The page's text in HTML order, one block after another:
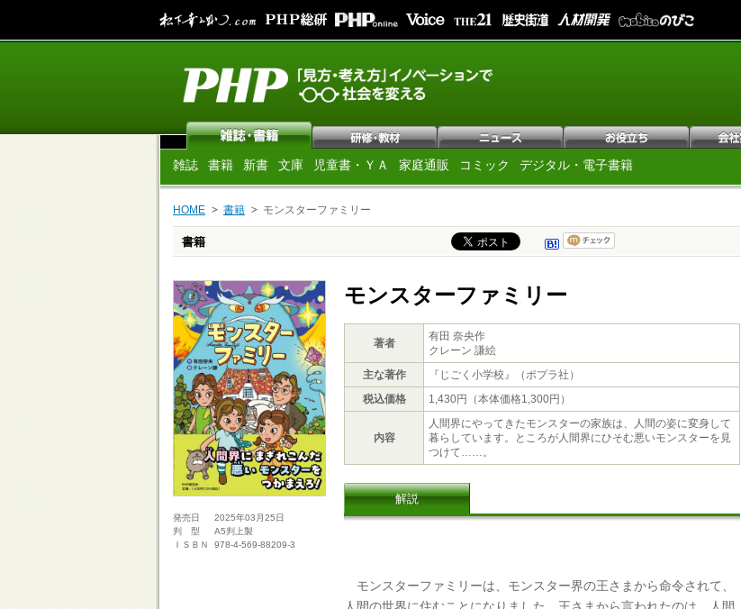
雑誌 書籍 新書 文庫 児童書・ＹＡ 家庭通販 コミック デジタル・電子書籍
HOME 書籍 モンスターファミリー
書籍
発売日
2025年03月25日
判 型
A5判上製
ＩＳＢＮ
978-4-569-88209-3
モンスターファミリー
著者
有田 奈央作
クレーン 謙絵
主な著作
『じごく小学校』（ポプラ社）
税込価格
1,430円（本体価格1,300円）
内容
人間界にやってきたモンスターの家族は、人間の姿に変身して
暮らしています。ところが人間界にひそむ悪いモンスターを見
つけて……。
解説
モンスターファミリーは、モンスター界の王さまから命令されて、